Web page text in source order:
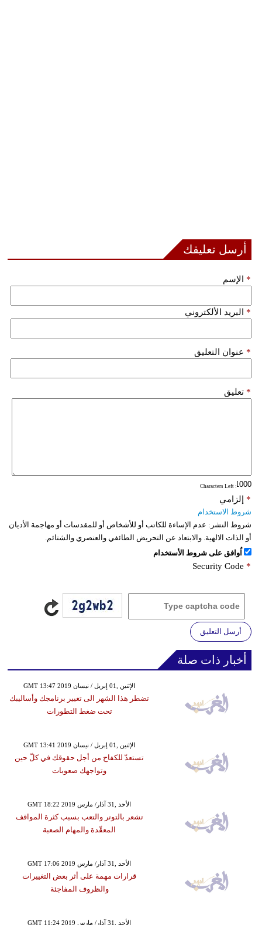
أرسل تعليقك
الإسم *
البريد الألكتروني *
عنوان التعليق *
تعليق *
: Characters Left
إلزامي *
شروط الاستخدام
شروط النشر: عدم الإساءة للكاتب أو للأشخاص أو للمقدسات أو مهاجمة الأديان
أو الذات الالهية. والابتعاد عن التحريض الطائفي والعنصري والشتائم.
اُوافق على شروط الأستخدام
Security Code *
أرسل التعليق
أخبار ذات صلة
GMT 13:47 2019 الإثنين ,01 إبريل / نيسان
تضطر هذا الشهر الى تغيير برنامجك وأساليبك
تحت ضغط التطورات
GMT 13:41 2019 الإثنين ,01 إبريل / نيسان
تستعدّ للكفاح من أجل حقوقك في كلّ حين
وتواجهك صعوبات
GMT 18:22 2019 الأحد ,31 آذار/ مارس
تشعر بالتوتر والتعب بسبب كثرة المواقف
المعقّدة والمهام الصعبة
GMT 17:06 2019 الأحد ,31 آذار/ مارس
قرارات مهمة على أثر بعض التغييرات
والظروف المفاجئة
GMT 11:24 2019 الأحد ,31 آذار/ مارس